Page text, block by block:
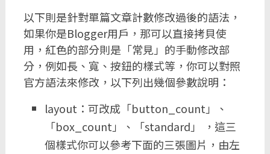
以下則是針對單篇文章計數修改過後的語法，
如果你是Blogger用戶，那可以直接拷貝使
用，紅色的部分則是「常見」的手動修改部
分，例如長、寬、按鈕的樣式等，你可以對照
官方語法來修改，以下列出幾個參數說明：
layout：可改成「button_count」、
「box_count」、「standard」 ，這三
個樣式你可以參考下面的三張圖片，由左